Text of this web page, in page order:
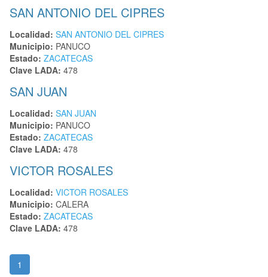
SAN ANTONIO DEL CIPRES
Localidad: SAN ANTONIO DEL CIPRES
Municipio: PANUCO
Estado: ZACATECAS
Clave LADA: 478
SAN JUAN
Localidad: SAN JUAN
Municipio: PANUCO
Estado: ZACATECAS
Clave LADA: 478
VICTOR ROSALES
Localidad: VICTOR ROSALES
Municipio: CALERA
Estado: ZACATECAS
Clave LADA: 478
1